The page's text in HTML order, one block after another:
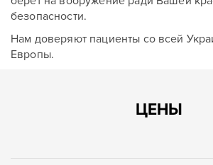
безопасности.
Нам доверяют пациенты со всей
Европы.
ЦЕНЫ